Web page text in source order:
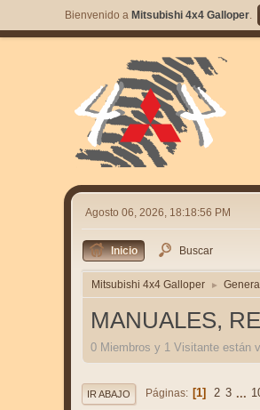
Bienvenido a Mitsubishi 4x4 Galloper.
Agosto 06, 2026, 18:18:56 PM
Inicio Buscar
Mitsubishi 4x4 Galloper ► General
MANUALES,
0 Miembros y 1 Visitante están
IR ABAJO Páginas 1 2 3 ...